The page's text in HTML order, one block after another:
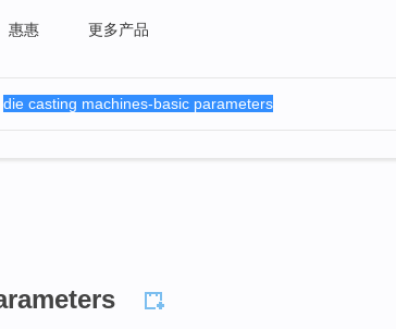
惠惠 更多产品